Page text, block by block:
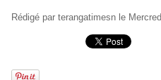
Rédigé par terangatimesn le